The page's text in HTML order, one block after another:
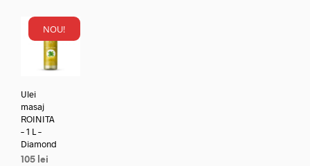
NOU!
Ulei
masaj
ROINITA
– 1 L –
Diamond
105 lei